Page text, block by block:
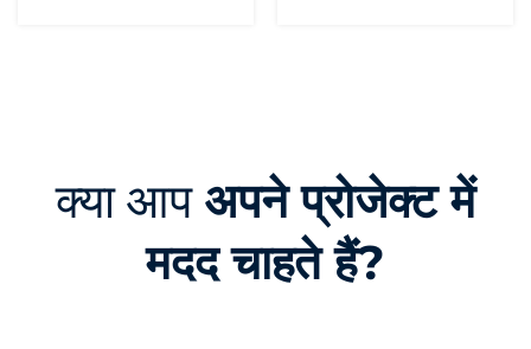
क्या आप अपने प्रोजेक्ट में
मदद चाहते हैं?